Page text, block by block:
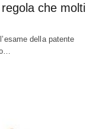
che molti
della patente